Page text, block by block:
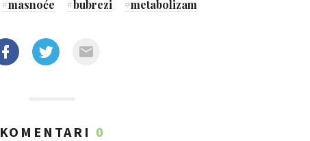
#masnoće #bubrezi #metabolizam
KOMENTARI 0